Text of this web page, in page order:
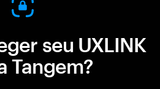
seu UXLINK
Tangem?